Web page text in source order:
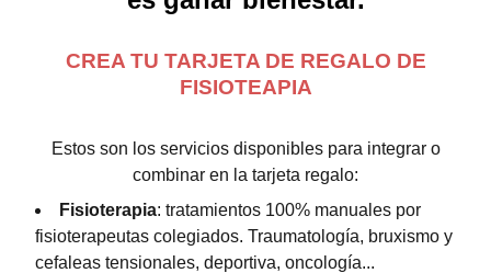
CREA TU TARJETA DE REGALO DE
FISIOTEAPIA
Estos son los servicios disponibles para integrar o
combinar en la tarjeta regalo:
Fisioterapia: tratamientos 100% manuales por
fisioterapeutas colegiados. Traumatología, bruxismo y
cefaleas tensionales, deportiva, oncología...